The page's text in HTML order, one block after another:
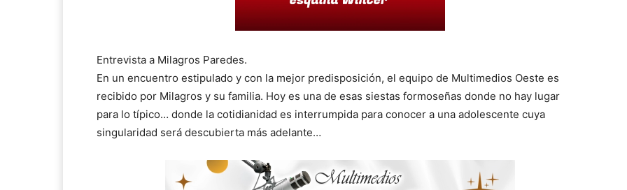
Entrevista a Milagros Paredes.
En un encuentro estipulado y con la mejor predisposición, el equipo de Multimedios Oeste es
recibido por Milagros y su familia. Hoy es una de esas siestas formoseñas donde no hay lugar
para lo típico… donde la cotidianidad es interrumpida para conocer a una adolescente cuya
singularidad será descubierta más adelante…